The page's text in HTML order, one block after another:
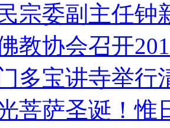
宗委副主任钟
教协会召开
多宝讲寺举行
菩萨圣诞！惟